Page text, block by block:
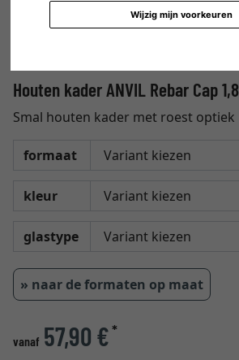
Wijzig mijn voorkeuren
Houten kader ANVIL Rebar Cap 1,8
Smal houten kader met roest optiek
formaat
kleur
glastype
» naar de formaten op maat
vanaf 57,90 €*